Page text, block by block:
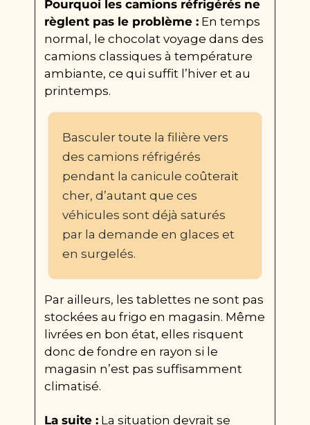
Pourquoi les camions réfrigérés ne
règlent pas le problème : En temps
normal, le chocolat voyage dans des
camions classiques à température
ambiante, ce qui suffit l’hiver et au
printemps.
Basculer toute la filière vers
des camions réfrigérés
pendant la canicule coûterait
cher, d’autant que ces
véhicules sont déjà saturés
par la demande en glaces et
en surgelés.
Par ailleurs, les tablettes ne sont pas
stockées au frigo en magasin. Même
livrées en bon état, elles risquent
donc de fondre en rayon si le
magasin n’est pas suffisamment
climatisé.
La suite : La situation devrait se